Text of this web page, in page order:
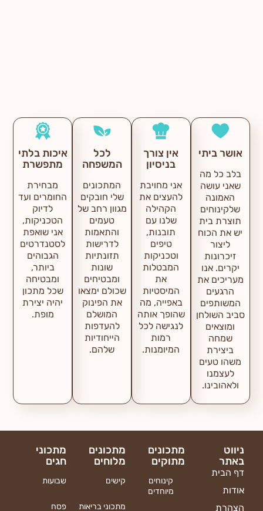
אושר ביתי
בלב כל מה
שאני עושה
האמונה
שלקינוחים
תוצרת בית
יש את הכוח
ליצור
זיכרונות
יקרים. אנו
מעריכים את
הרגעים
המשותפים
סביב השולחן
ומוצאים
שמחה
ביצירת
משהו טעים
לעצמנו
ולאהובינו.
אין צורך
בניסיון
אני מחויבת
להעצים את
הקהילה
שלנו עם
תובנות,
טיפים
וטכניקות
המבטלות
את
המיסטיות
באפייה, מה
שהופך אותה
לנגישה לכל
רמות
המיומנות.
לכל
המשפחה
המתכונים
שלי חובקים
מגוון רחב של
טעמים
והתאמות
לדרישות
תזונתיות
שונות
ומבטיחים
שכולם ימצאו
את הפינוק
המושלם
להעדפות
הייחודיות
שלהם.
איכות בלתי
מתפשרת
מבחירת
החומרים ועד
לדיוק
הטכניקות,
אני שואפת
לסטנדרטים
הגבוהים
ביותר,
ומבטיחה
שכל מתכון
יהיה יצירת
מופת.
ניווט
באתר
דף הבית
אודות
הצהרת
מתכונים
מתוקים
קינוחים
מיוחדים
מתכונים
מלוחים
קישים
מתכוני בריאות
מתכוני
חגים
שבועות
פסח